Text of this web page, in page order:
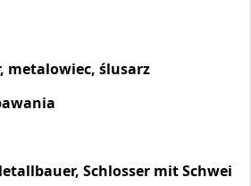
metalowiec, ślusarz
Schlosser mit Schwei